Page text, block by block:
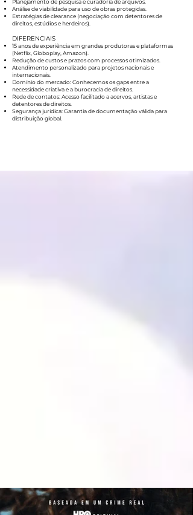
Planejamento de pesquisa e curadoria de arquivos.
Análise de viabilidade para uso de obras protegidas.
Estratégias de clearance (negociação com detentores de
direitos, estúdios e herdeiros).
DIFERENCIAIS
15 anos de experiência em grandes produtoras e plataformas
(Netflix, Globoplay, Amazon).
Redução de custos e prazos com processos otimizados.
Atendimento personalizado para projetos nacionais e
internacionais.
​Domínio do mercado: Conhecemos os gaps entre a
necessidade criativa e a burocracia de direitos.
Rede de contatos: Acesso facilitado a acervos, artistas e
detentores de direitos.
Segurança jurídica: Garantia de documentação válida para
distribuição global.